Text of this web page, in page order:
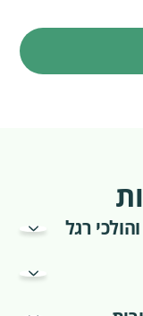
רגל
לניהול תנועה
ממוחשבים
בשטח או
מתעדפות תחבורה